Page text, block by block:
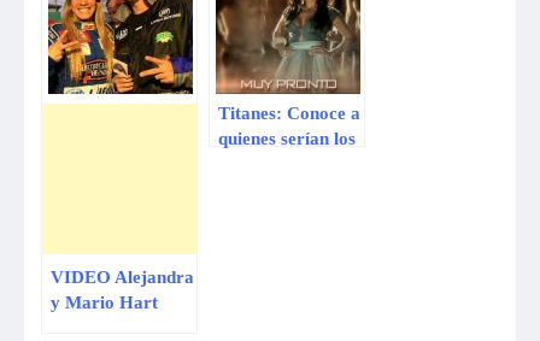
VIDEO Alejandra
y Mario Hart
Titanes: Conoce a
quienes serían los